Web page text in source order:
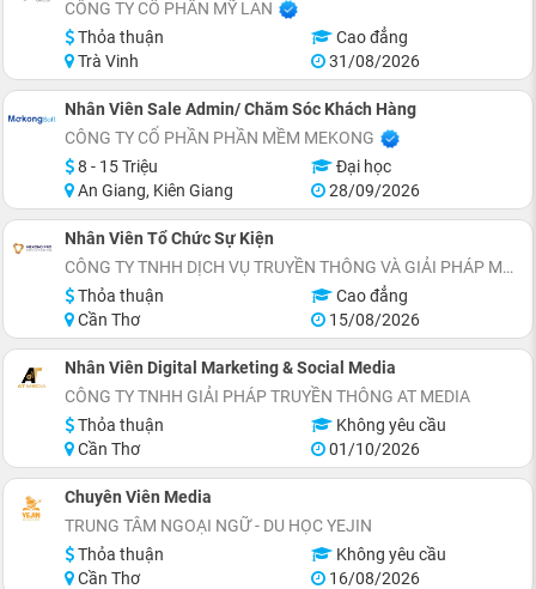
CÔNG TY CỔ PHẦN MỸ LAN
Thỏa thuận
Cao đẳng
Trà Vinh
31/08/2026
Nhân Viên Sale Admin/ Chăm Sóc Khách Hàng
CÔNG TY CỔ PHẦN PHẦN MỀM MEKONG
8 - 15 Triệu
Đại học
An Giang, Kiên Giang
28/09/2026
Nhân Viên Tổ Chức Sự Kiện
CÔNG TY TNHH DỊCH VỤ TRUYỀN THÔNG VÀ GIẢI PHÁP MARKETING MEKONG PRO
Thỏa thuận
Cao đẳng
Cần Thơ
15/08/2026
Nhân Viên Digital Marketing & Social Media
CÔNG TY TNHH GIẢI PHÁP TRUYỀN THÔNG AT MEDIA
Thỏa thuận
Không yêu cầu
Cần Thơ
01/10/2026
Chuyên Viên Media
TRUNG TÂM NGOẠI NGỮ - DU HỌC YEJIN
Thỏa thuận
Không yêu cầu
Cần Thơ
16/08/2026